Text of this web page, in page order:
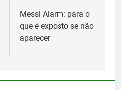
Messi Alarm: para o
que é exposto se não
aparecer